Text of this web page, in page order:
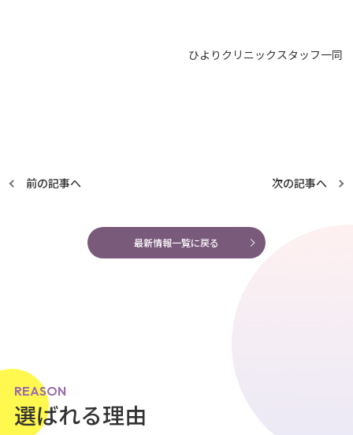
ひよりクリニックスタッフ一同
前の記事へ 次の記事へ
最新情報一覧に戻る
REASON
選ばれる理由